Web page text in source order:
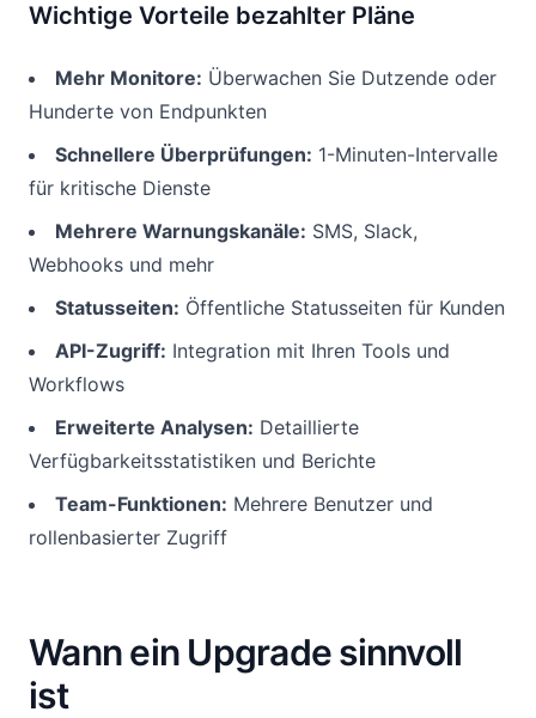
Wichtige Vorteile bezahlter Pläne
Mehr Monitore: Überwachen Sie Dutzende oder
Hunderte von Endpunkten
Schnellere Überprüfungen: 1-Minuten-Intervalle
für kritische Dienste
Mehrere Warnungskanäle: SMS, Slack,
Webhooks und mehr
Statusseiten: Öffentliche Statusseiten für Kunden
API-Zugriff: Integration mit Ihren Tools und
Workflows
Erweiterte Analysen: Detaillierte
Verfügbarkeitsstatistiken und Berichte
Team-Funktionen: Mehrere Benutzer und
rollenbasierter Zugriff
Wann ein Upgrade sinnvoll
ist